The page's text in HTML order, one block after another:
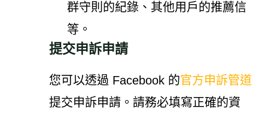
群守則的紀錄、其他用戶的推薦信
等。
提交申訴申請
您可以透過 Facebook 的官方申訴管道
提交申訴申請。請務必填寫正確的資